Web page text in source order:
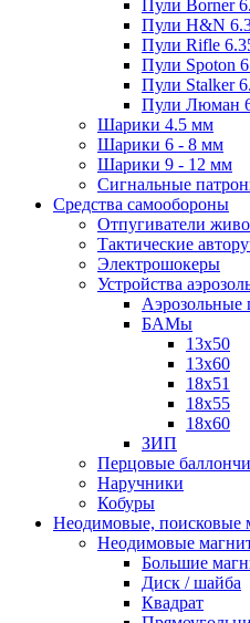
Пули Borner
Пули H&N
Пули Rifle
Пули Spoton
Пули Stalker
Пули Люман
Шарики 4.5 мм
Шарики 6 - 8 мм
Шарики 9 - 12 мм
Сигнальные
Средства самообороны
Отпугиватели
Тактические
Электрошокеры
Устройства
Аэрозольные
БАМы
13х50
13х60
18х51
18х55
18х60
ЗИП
Перцовые
Наручники
Кобуры
Неодимовые,
Неодимовые
Большие
Диск / шайба
Квадрат